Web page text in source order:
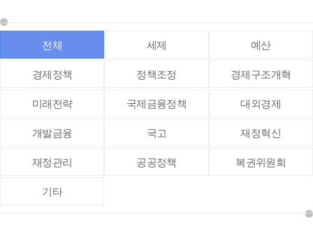
전체 세제 예산
경제정책 정책조정 경제구조개혁
미래전략 국제금융정책 대외경제
개발금융 국고 재정혁신
재정관리 공공정책 복권위원회
기타